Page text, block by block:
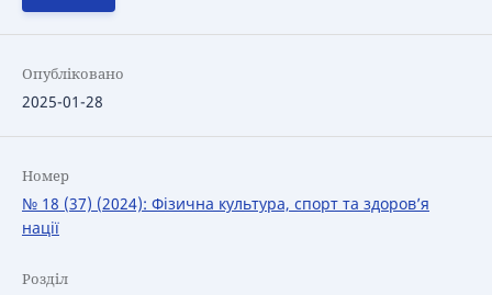
Опубліковано
2025-01-28
Номер
№ 18 (37) (2024): Фізична культура, спорт та здоров’я
нації
Розділ